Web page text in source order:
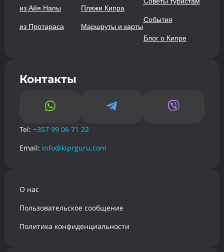
из Айя Напы
из Протараса
Пляжи Кипра
Маршруты и карты
События
Блог о Кипре
Контакты
  
Tel: +357 99 06 71 22
Email: info@kiprguru.com
О нас
Пользовательское сообщение
Политика конфиденциальности